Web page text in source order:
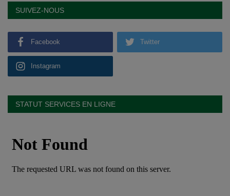
SUIVEZ-NOUS
Facebook Twitter
Instagram
STATUT SERVICES EN LIGNE